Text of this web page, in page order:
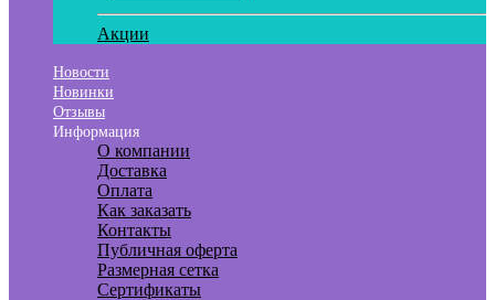
Акции
Новости
Новинки
Отзывы
Информация
О компании
Доставка
Оплата
Как заказать
Контакты
Публичная оферта
Размерная сетка
Сертификаты